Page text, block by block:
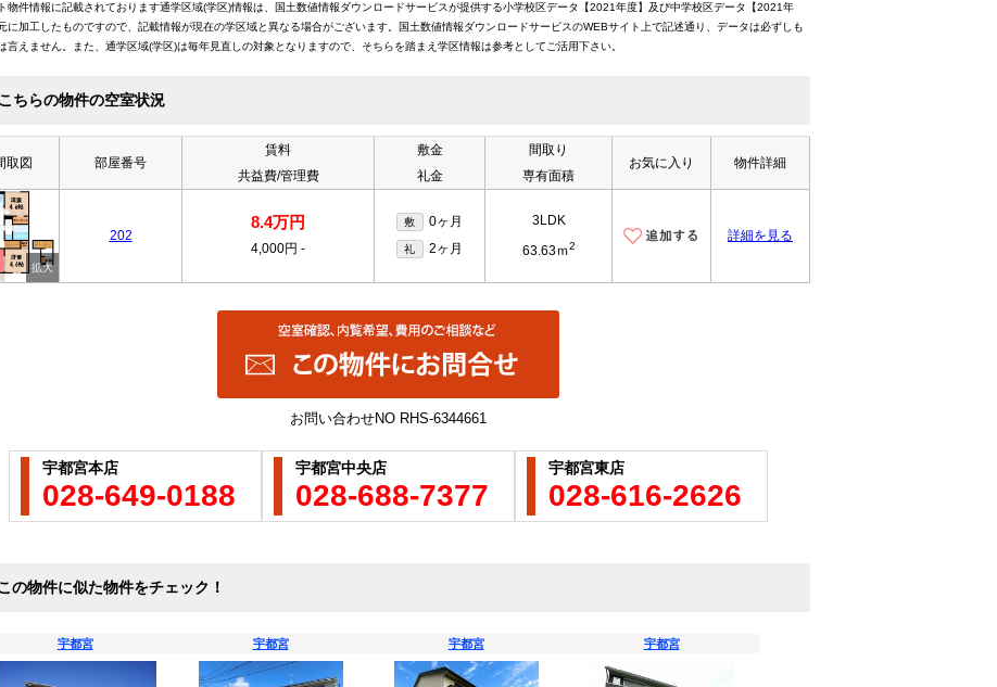
物件情報に記載されております通学区域(学区)情報は、国土数値情報ダウンロードサービスが提供する小学校区データ【2021年度】及び中学校区データ【2021年
に加工したものですので、記載情報が現在の学区域と異なる場合がございます。国土数値情報ダウンロードサービスのWEBサイト上で記述通り、データは必ずしも
言えません。また、通学区域(学区)は毎年見直しの対象となりますので、そちらを踏まえ学区情報は参考としてご活用下さい。
こちらの物件の空室状況
取図 部屋番号
賃料
共益費/管理費
敷金
礼金
間取り
専有面積
お気に入り 物件詳細
202
8.4万円
4,000円 -
敷 0ヶ月
礼 2ヶ月
3LDK
63.63ｍ2
詳細を見る
お問い合わせNO RHS-6344661
宇都宮本店
028-649-0188
宇都宮中央店
028-688-7377
宇都宮東店
028-616-2626
の物件に似た物件をチェック！
宇都宮 宇都宮 宇都宮 宇都宮